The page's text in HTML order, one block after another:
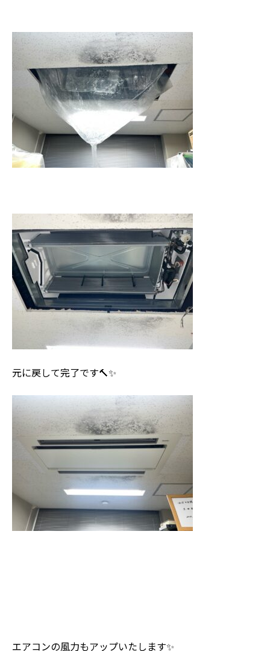
元に戻して完了です🔨✨
エアコンの風力もアップいたします✨